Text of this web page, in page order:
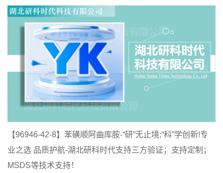
【96946-42-8】苯磺顺阿曲库胺-“研”无止境;“科”学创新!专
业之选 品质护航-湖北研科时代支持三方验证；支持定制；
MSDS等技术支持！